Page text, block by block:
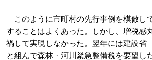
このように市町村の先行事例を模倣し
することはよくあった。しかし、増税感
禍して実現しなかった。翌年には建設省
と組んで森林・河川緊急整備税を要望し